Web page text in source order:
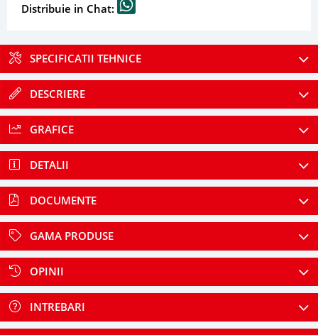
Distribuie in Chat:
SPECIFICATII TEHNICE
DESCRIERE
GRAFICE
DETALII
DOCUMENTE
GAMA PRODUSE
OPINII
INTREBARI